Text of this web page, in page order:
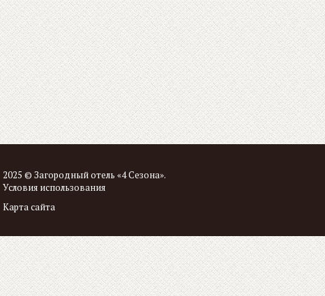
2025 © Загородный отель «4 Сезона».
Условия использования
Карта сайта